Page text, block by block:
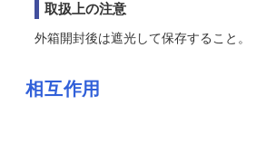
取扱上の注意
外箱開封後は遮光して保存すること。
相互作用